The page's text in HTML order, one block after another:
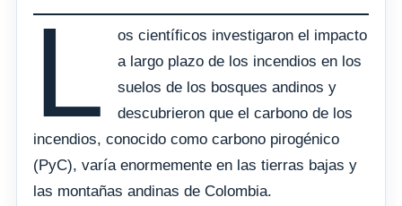
L
os científicos investigaron el impacto
a largo plazo de los incendios en los
suelos de los bosques andinos y
descubrieron que el carbono de los
incendios, conocido como carbono pirogénico
(PyC), varía enormemente en las tierras bajas y
las montañas andinas de Colombia.